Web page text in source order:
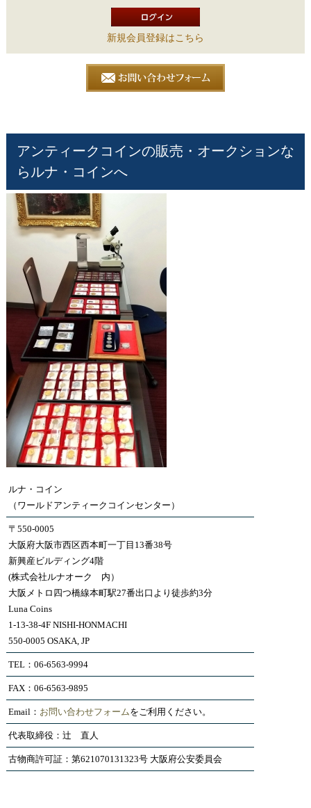
新規会員登録はこちら
アンティークコインの販売・オークションな
らルナ・コインへ
ルナ・コイン
（ワールドアンティークコインセンター）
〒550-0005
大阪府大阪市西区西本町一丁目13番38号
新興産ビルディング4階
(株式会社ルナオーク 内）
大阪メトロ四つ橋線本町駅27番出口より徒歩約3分
Luna Coins
1-13-38-4F NISHI-HONMACHI
550-0005 OSAKA, JP
TEL：06-6563-9994
FAX：06-6563-9895
Email： お問い合わせフォームをご利用ください。
代表取締役：辻 直人
古物商許可証：第621070131323号 大阪府公安委員会